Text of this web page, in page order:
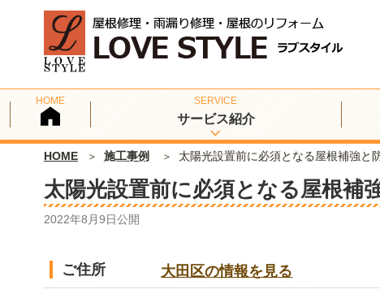
サービス紹介
HOME 施工事例 太陽光設置前に必須となる屋根補強と
太陽光設置前に必須となる屋根補
2022年8月9日公開
ご住所 大田区の情報を見る